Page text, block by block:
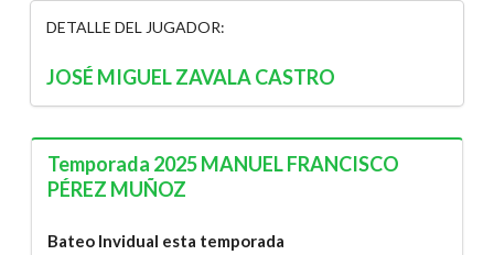
DETALLE DEL JUGADOR:
JOSÉ MIGUEL ZAVALA CASTRO
Temporada 2025 MANUEL FRANCISCO
PÉREZ MUÑOZ
Bateo Invidual esta temporada